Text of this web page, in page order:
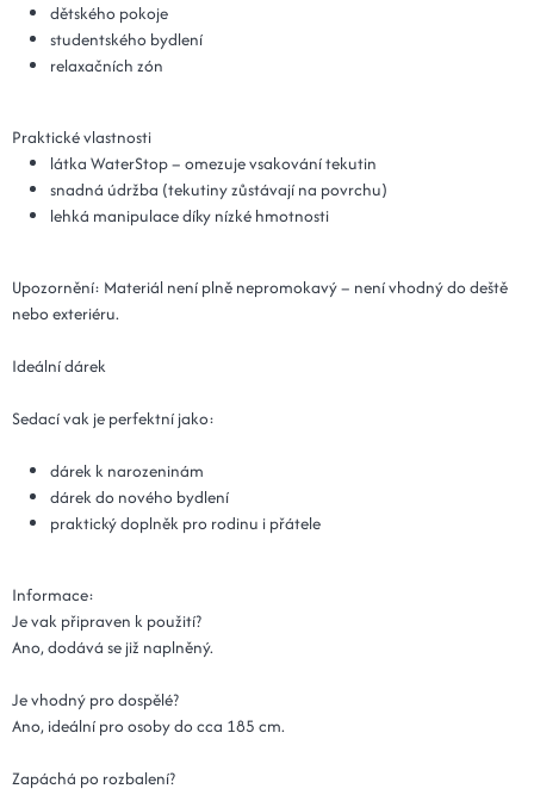
dětského pokoje
studentského bydlení
relaxačních zón
Praktické vlastnosti
látka WaterStop – omezuje vsakování tekutin
snadná údržba (tekutiny zůstávají na povrchu)
lehká manipulace díky nízké hmotnosti
Upozornění: Materiál není plně nepromokavý – není vhodný do deště
nebo exteriéru.
Ideální dárek
Sedací vak je perfektní jako:
dárek k narozeninám
dárek do nového bydlení
praktický doplněk pro rodinu i přátele
Informace:
Je vak připraven k použití?
Ano, dodává se již naplněný.
Je vhodný pro dospělé?
Ano, ideální pro osoby do cca 185 cm.
Zapáchá po rozbalení?